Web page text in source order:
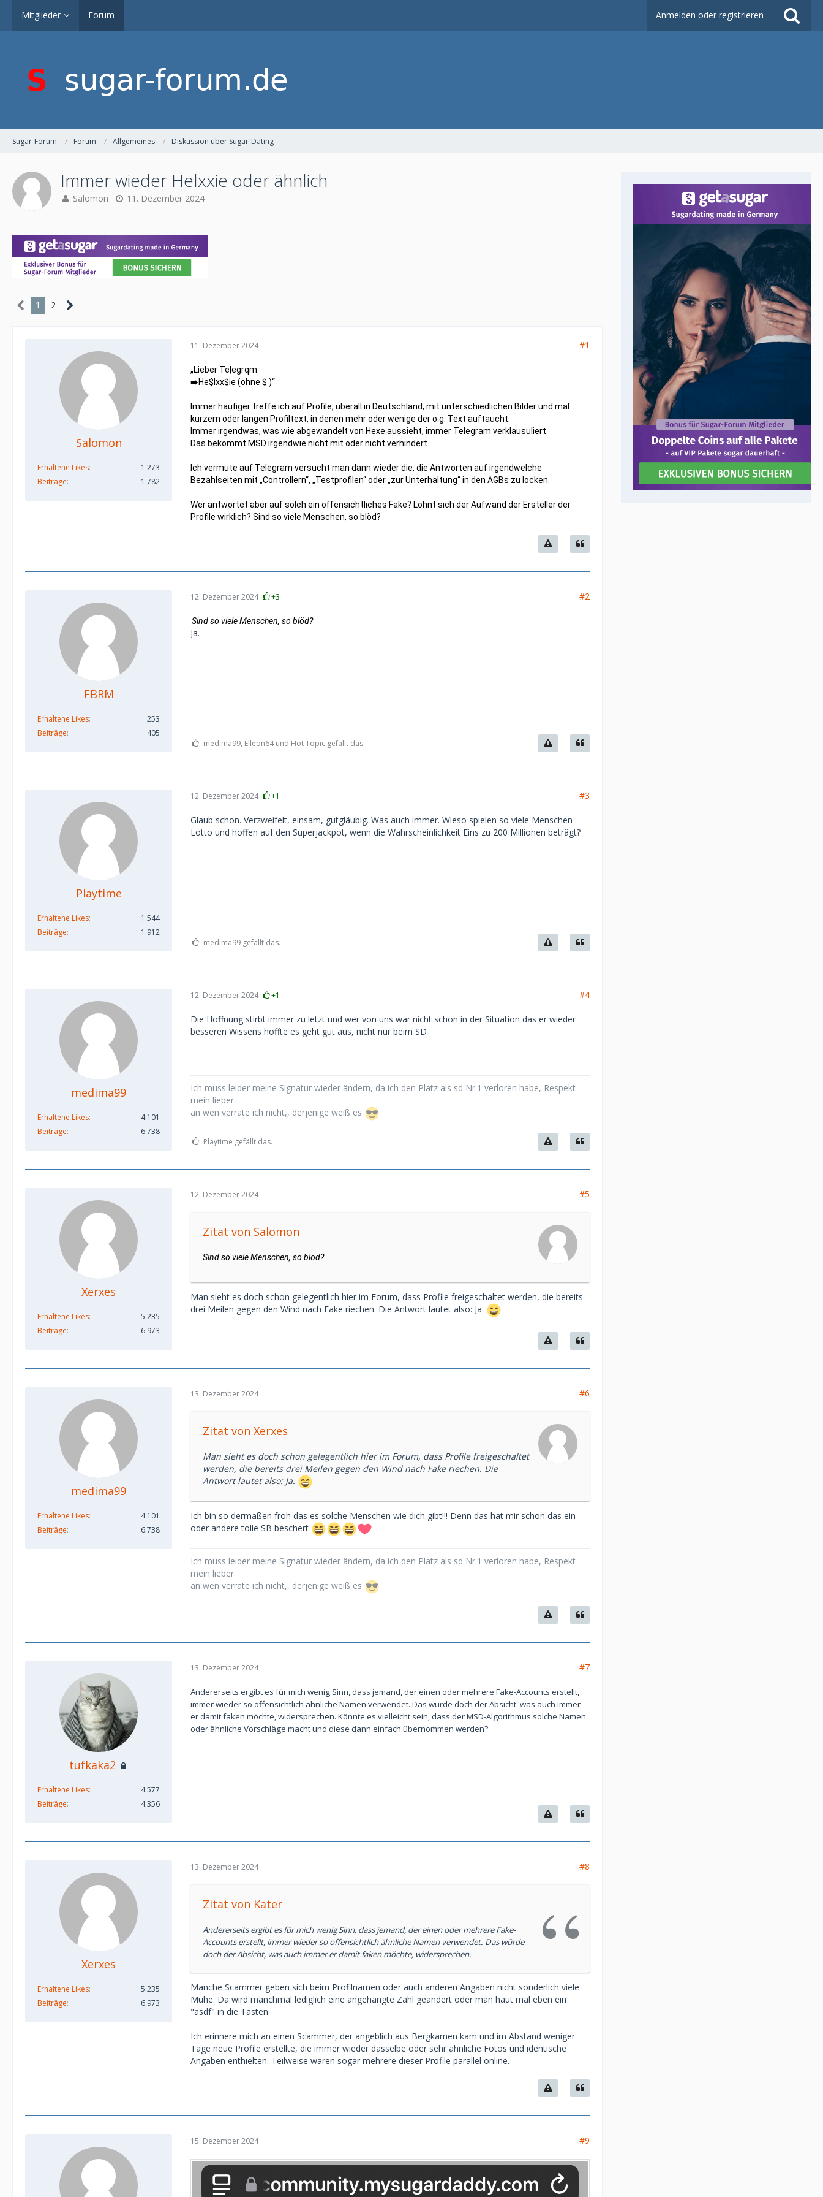
Mitglieder Forum Anmelden oder registrieren
Sugar-Forum Forum Allgemeines Diskussion über Sugar-Dating
Immer wieder Helxxie oder ähnlich
Salomon 11. Dezember 2024
1 2
Salomon
Erhaltene Likes
1.273
Beiträge
1.782
11. Dezember 2024 #1
„Lieber Te|egrqm
➡️He$lxx$ie (ohne $ )“
Immer häufiger treffe ich auf Profile, überall in Deutschland, mit unterschiedlichen Bilder und mal
kurzem oder langen Profiltext, in denen mehr oder wenige der o.g. Text auftaucht.
Immer irgendwas, was wie abgewandelt von Hexe aussieht, immer Telegram verklausuliert.
Das bekommt MSD irgendwie nicht mit oder nicht verhindert.
Ich vermute auf Telegram versucht man dann wieder die, die Antworten auf irgendwelche
Bezahlseiten mit „Controllern“, „Testprofilen“ oder „zur Unterhaltung“ in den AGBs zu locken.
Wer antwortet aber auf solch ein offensichtliches Fake? Lohnt sich der Aufwand der Ersteller der
Profile wirklich? Sind so viele Menschen, so blöd?
FBRM
Erhaltene Likes
253
Beiträge
405
12. Dezember 2024 +3 #2
Sind so viele Menschen, so blöd?
Ja.
medima99, Elleon64 und Hot Topic gefällt das.
Playtime
Erhaltene Likes
1.544
Beiträge
1.912
12. Dezember 2024 +1 #3
Glaub schon. Verzweifelt, einsam, gutgläubig. Was auch immer. Wieso spielen so viele Menschen
Lotto und hoffen auf den Superjackpot, wenn die Wahrscheinlichkeit Eins zu 200 Millionen beträgt?
medima99 gefällt das.
medima99
Erhaltene Likes
4.101
Beiträge
6.738
12. Dezember 2024 +1 #4
Die Hoffnung stirbt immer zu letzt und wer von uns war nicht schon in der Situation das er wieder
besseren Wissens hoffte es geht gut aus, nicht nur beim SD
Ich muss leider meine Signatur wieder ändern, da ich den Platz als sd Nr.1 verloren habe, Respekt
mein lieber.
an wen verrate ich nicht,, derjenige weiß es
Playtime gefällt das.
Xerxes
Erhaltene Likes
5.235
Beiträge
6.973
12. Dezember 2024 #5
Zitat von Salomon
Sind so viele Menschen, so blöd?
Man sieht es doch schon gelegentlich hier im Forum, dass Profile freigeschaltet werden, die bereits
drei Meilen gegen den Wind nach Fake riechen. Die Antwort lautet also: Ja.
medima99
Erhaltene Likes
4.101
Beiträge
6.738
13. Dezember 2024 #6
Zitat von Xerxes
Man sieht es doch schon gelegentlich hier im Forum, dass Profile freigeschaltet
werden, die bereits drei Meilen gegen den Wind nach Fake riechen. Die
Antwort lautet also: Ja.
Ich bin so dermaßen froh das es solche Menschen wie dich gibt!!! Denn das hat mir schon das ein
oder andere tolle SB beschert
Ich muss leider meine Signatur wieder ändern, da ich den Platz als sd Nr.1 verloren habe, Respekt
mein lieber.
an wen verrate ich nicht,, derjenige weiß es
tufkaka2
Erhaltene Likes
4.577
Beiträge
4.356
13. Dezember 2024 #7
Andererseits ergibt es für mich wenig Sinn, dass jemand, der einen oder mehrere Fake-Accounts erstellt,
immer wieder so offensichtlich ähnliche Namen verwendet. Das würde doch der Absicht, was auch immer
er damit faken möchte, widersprechen. Könnte es vielleicht sein, dass der MSD-Algorithmus solche Namen
oder ähnliche Vorschläge macht und diese dann einfach übernommen werden?
Xerxes
Erhaltene Likes
5.235
Beiträge
6.973
13. Dezember 2024 #8
Zitat von Kater
Andererseits ergibt es für mich wenig Sinn, dass jemand, der einen oder mehrere Fake-
Accounts erstellt, immer wieder so offensichtlich ähnliche Namen verwendet. Das würde
doch der Absicht, was auch immer er damit faken möchte, widersprechen.
Manche Scammer geben sich beim Profilnamen oder auch anderen Angaben nicht sonderlich viele
Mühe. Da wird manchmal lediglich eine angehängte Zahl geändert oder man haut mal eben ein
"asdf" in die Tasten.
Ich erinnere mich an einen Scammer, der angeblich aus Bergkamen kam und im Abstand weniger
Tage neue Profile erstellte, die immer wieder dasselbe oder sehr ähnliche Fotos und identische
Angaben enthielten. Teilweise waren sogar mehrere dieser Profile parallel online.
15. Dezember 2024 #9